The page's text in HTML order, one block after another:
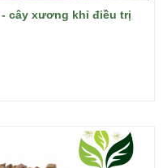
cây xương khỉ điều trị